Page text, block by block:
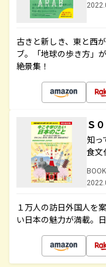
古きと新しき、東と西
ブ。「地球の歩き方」
絶景集！
Ｓ
知っ
食文
１万人の訪日外国人を
い日本の魅力が満載。